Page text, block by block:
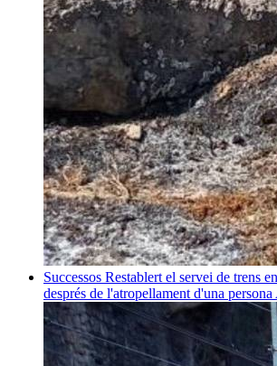
Successos Restablert el servei de trens
després de l'atropellament d'una persona